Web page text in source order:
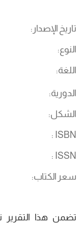
تاريخ الإصدار
النوع
اللغة
الدورية
الشكل
ISBN
ISSN
سعر الكتاب
تضمن هذا التقرير